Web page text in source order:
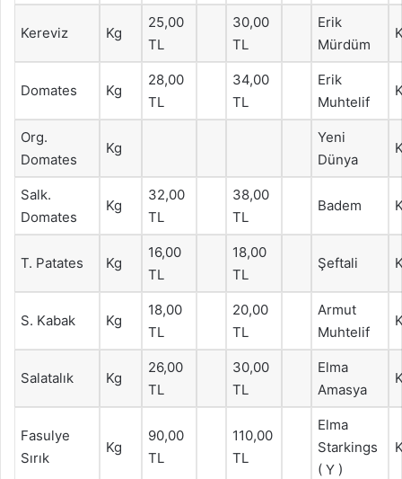
Kereviz Kg
25,00
TL
30,00
TL
Erik
Mürdüm
Domates Kg
28,00
TL
34,00
TL
Erik
Muhtelif
Org.
Domates
Kg
Yeni
Dünya
Salk.
Domates
Kg
32,00
TL
38,00
TL
Badem
T. Patates Kg
16,00
TL
18,00
TL
Şeftali
S. Kabak Kg
18,00
TL
20,00
TL
Armut
Muhtelif
Salatalık Kg
26,00
TL
30,00
TL
Elma
Amasya
Fasulye
Sırık
Kg
90,00
TL
110,00
TL
Elma
Starkings
( Y )